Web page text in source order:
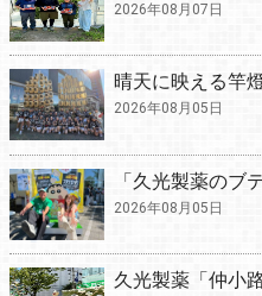
2026年08月07日
晴天に映える竿
2026年08月05日
「久光製薬のブ
2026年08月05日
久光製薬「仲小